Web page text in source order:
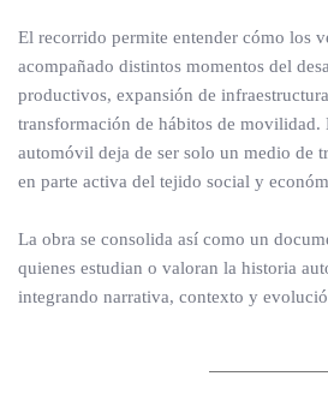
El recorrido permite entender cómo los
acompañado distintos momentos del
productivos, expansión de
transformación de hábitos de movilidad.
automóvil deja de ser solo un medio de
en parte activa del tejido social y
La obra se consolida así como un
quienes estudian o valoran la historia
integrando narrativa, contexto y